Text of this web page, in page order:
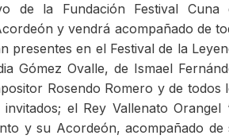
de la Fundación Festival Cuna
y vendrá acompañado de
presentes en el Festival de la
Gómez Ovalle, de Ismael
Rosendo Romero y de todos
el Rey Vallenato Orangel
y su Acordeón, acompañado de